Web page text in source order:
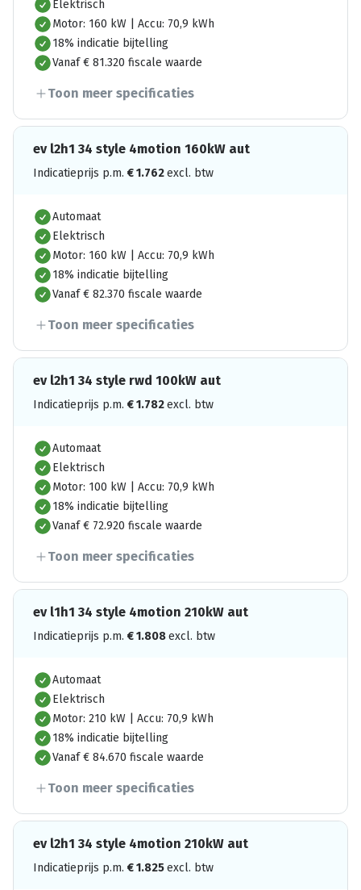
Elektrisch
Motor: 160 kW | Accu: 70,9 kWh
18% indicatie bijtelling
Vanaf € 81.320 fiscale waarde
Toon meer specificaties
ev l2h1 34 style 4motion 160kW aut
Indicatieprijs p.m. €1.762excl. btw
Automaat
Elektrisch
Motor: 160 kW | Accu: 70,9 kWh
18% indicatie bijtelling
Vanaf € 82.370 fiscale waarde
Toon meer specificaties
ev l2h1 34 style rwd 100kW aut
Indicatieprijs p.m. €1.782excl. btw
Automaat
Elektrisch
Motor: 100 kW | Accu: 70,9 kWh
18% indicatie bijtelling
Vanaf € 72.920 fiscale waarde
Toon meer specificaties
ev l1h1 34 style 4motion 210kW aut
Indicatieprijs p.m. €1.808excl. btw
Automaat
Elektrisch
Motor: 210 kW | Accu: 70,9 kWh
18% indicatie bijtelling
Vanaf € 84.670 fiscale waarde
Toon meer specificaties
ev l2h1 34 style 4motion 210kW aut
Indicatieprijs p.m. €1.825excl. btw